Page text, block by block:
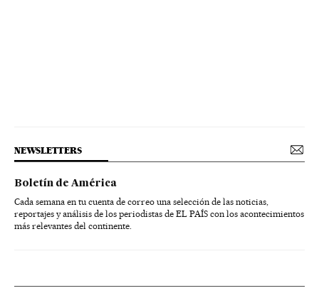
NEWSLETTERS
Boletín de América
Cada semana en tu cuenta de correo una selección de las noticias,
reportajes y análisis de los periodistas de EL PAÍS con los acontecimientos
más relevantes del continente.